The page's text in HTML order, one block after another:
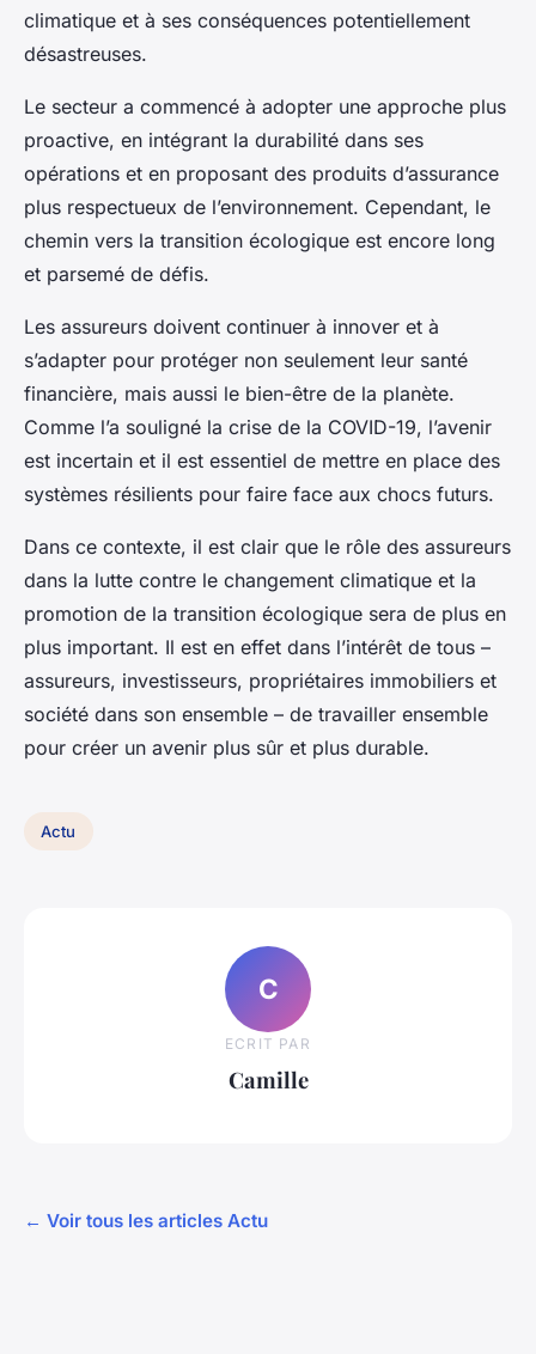
climatique et à ses conséquences potentiellement
désastreuses.
Le secteur a commencé à adopter une approche plus
proactive, en intégrant la durabilité dans ses
opérations et en proposant des produits d’assurance
plus respectueux de l’environnement. Cependant, le
chemin vers la transition écologique est encore long
et parsemé de défis.
Les assureurs doivent continuer à innover et à
s’adapter pour protéger non seulement leur santé
financière, mais aussi le bien-être de la planète.
Comme l’a souligné la crise de la COVID-19, l’avenir
est incertain et il est essentiel de mettre en place des
systèmes résilients pour faire face aux chocs futurs.
Dans ce contexte, il est clair que le rôle des assureurs
dans la lutte contre le changement climatique et la
promotion de la transition écologique sera de plus en
plus important. Il est en effet dans l’intérêt de tous –
assureurs, investisseurs, propriétaires immobiliers et
société dans son ensemble – de travailler ensemble
pour créer un avenir plus sûr et plus durable.
Actu
C
ECRIT PAR
Camille
← Voir tous les articles Actu